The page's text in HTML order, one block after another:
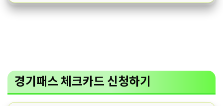
경기패스 체크카드 신청하기